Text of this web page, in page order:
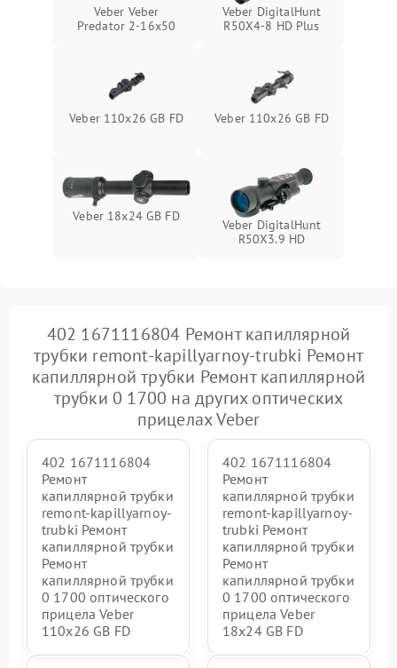
Veber Veber
Predator 2-16x50
Veber DigitalHunt
R50X4-8 HD Plus
Veber 110x26 GB FD Veber 110х26 GB FD
Veber 18x24 GB FD
Veber DigitalHunt
R50X3.9 HD
402 1671116804 Ремонт капиллярной
трубки remont-kapillyarnoy-trubki Ремонт
капиллярной трубки Ремонт капиллярной
трубки 0 1700 на других оптических
прицелах Veber
402 1671116804
Ремонт
капиллярной трубки
remont-kapillyarnoy-
trubki Ремонт
капиллярной трубки
Ремонт
капиллярной трубки
0 1700 оптического
прицела Veber
110x26 GB FD
402 1671116804
Ремонт
капиллярной трубки
remont-kapillyarnoy-
trubki Ремонт
капиллярной трубки
Ремонт
капиллярной трубки
0 1700 оптического
прицела Veber
18x24 GB FD